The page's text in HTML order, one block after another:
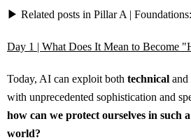
▶ Related posts in Pillar A | Foundations:
Day 1 | What Does It Mean to Become
Today, AI can exploit both technical and
with unprecedented sophistication and
how can we protect ourselves in such
world?